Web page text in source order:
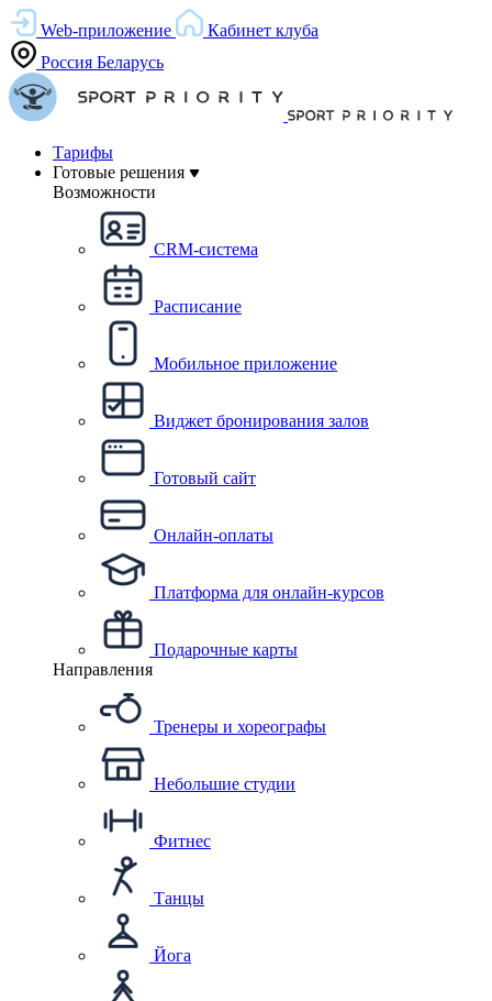
Web-приложение
Кабинет клуба
Россия Беларусь
Тарифы
Готовые решения
Возможности
CRM-система
Расписание
Мобильное приложение
Виджет бронирования залов
Готовый сайт
Онлайн-оплаты
Платформа для онлайн-курсов
Подарочные карты
Направления
Тренеры и хореографы
Небольшие студии
Фитнес
Танцы
Йога